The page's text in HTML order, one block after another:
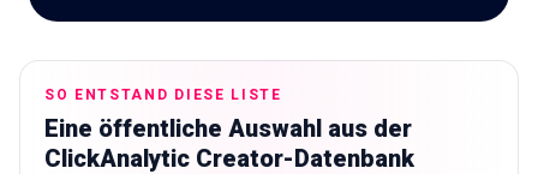
SO ENTSTAND DIESE LISTE
Eine öffentliche Auswahl aus der
ClickAnalytic Creator-Datenbank